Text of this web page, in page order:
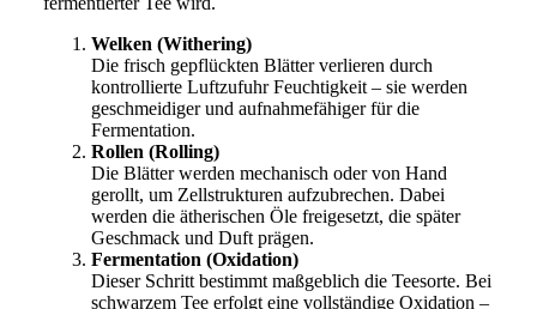
Welken (Withering)
Die frisch gepflückten Blätter verlieren durch
kontrollierte Luftzufuhr Feuchtigkeit – sie werden
geschmeidiger und aufnahmefähiger für die
Fermentation.
Rollen (Rolling)
Die Blätter werden mechanisch oder von Hand
gerollt, um Zellstrukturen aufzubrechen. Dabei
werden die ätherischen Öle freigesetzt, die später
Geschmack und Duft prägen.
Fermentation (Oxidation)
Dieser Schritt bestimmt maßgeblich die Teesorte. Bei
schwarzem Tee erfolgt eine vollständige Oxidation –